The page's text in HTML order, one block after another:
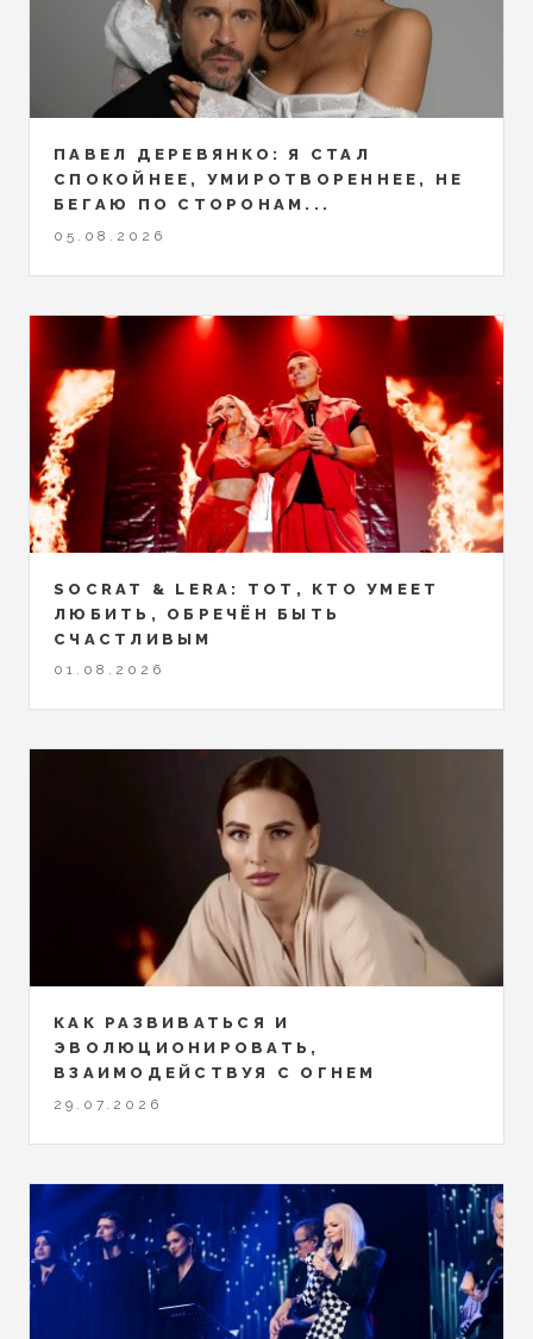
ПАВЕЛ ДЕРЕВЯНКО: Я СТАЛ
СПОКОЙНЕЕ, УМИРОТВОРЕННЕЕ, НЕ
БЕГАЮ ПО СТОРОНАМ...
05.08.2026
SOCRAT & LERA: ТОТ, КТО УМЕЕТ
ЛЮБИТЬ, ОБРЕЧЁН БЫТЬ
СЧАСТЛИВЫМ
01.08.2026
КАК РАЗВИВАТЬСЯ И
ЭВОЛЮЦИОНИРОВАТЬ,
ВЗАИМОДЕЙСТВУЯ С ОГНЕМ
29.07.2026